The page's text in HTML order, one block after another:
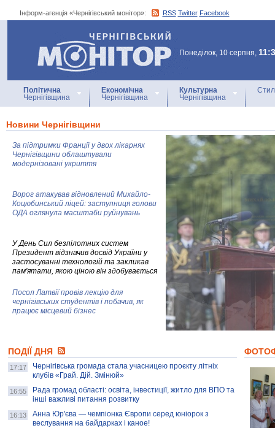
Інформ-агенція «Чернігівський монітор»: RSS Twitter Facebook
Інформ-агенція
«Чернігівський монітор»
Понеділок, 10 серпня,
Політична
Чернігівщина
Економічна
Чернігівщина
Культурна
Чернігівщина
Новини Чернігівщини
За підтримки Франції у двох лікарнях
Чернігівщини облаштували
модернізовані укриття
Ворог атакував відновлений Михайло-
Коцюбинський ліцей: заступниця голови
ОДА оглянула масштаби руйнувань
У День Сил безпілотних систем
Президент відзначив досвід України у
застосуванні технологій та закликав
пам'ятати, якою ціною він здобувається
Посол Латвії провів лекцію для
чернігівських студентів і побачив, як
працює місцевий бізнес
колекцію про війну, емоції та тварин
AB InBev Efes Україна підтримала
навчальний проєкт "Молодіжна бізнес-
школа", спрямований на розвиток
підприємництва у Чернігівській області
ПОДІЇ ДНЯ
17:17
Чернігівська громада стала учасницею проєкту літніх
клубів «Грай. Дій. Змінюй»
16:55
Рада громад області: освіта, інвестиції, житло для ВПО та
інші важливі питання розвитку
16:13
Анна Юр'єва — чемпіонка Європи серед юніорок з
веслування на байдарках і каное!